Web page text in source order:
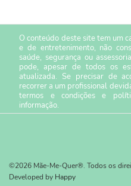
O conteúdo deste site tem um
e de entretenimento, não
saúde, segurança ou
pode, apesar de todos os
atualizada. Se precisar de
recorrer a um profissional
termos e condiçõese
informação.
©2026 Mãe-Me-Quer®. Todos os
Developed by Happy